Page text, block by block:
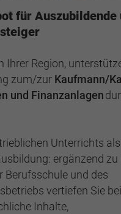
für Auszubildende
Ihrer Region,
zum/zur Kaufmann/
und Finanzanlagen
Unterrichts
ergänzend zu
Berufsschule und des
vertiefen Sie
Inhalte,
BWV Rhein-Main
Dieses Cookie wird verwendet,
Cookie-Einstellungen für diese
speichern.
SgCookieOptin.lastPreferences
BWV Rhein-Main
1 Jahr
Google Analytics
wird, um statistische Daten
Besucher die Website nutzt, zu
_ga_#